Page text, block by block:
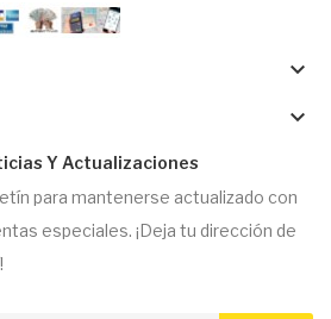
keyboard_arrow_down
keyboard_arrow_down
Y Actualizaciones
para mantenerse actualizado con
especiales. ¡Deja tu dirección de